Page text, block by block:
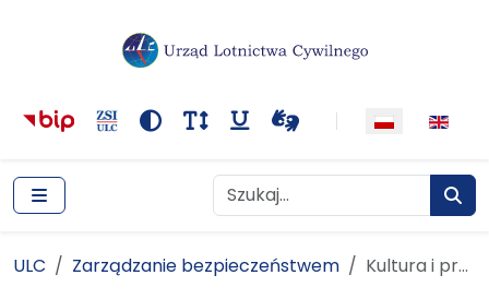
KontrastRozmiar tekstu
Podkreślenie odnośników
Wideotłumacza
Szukaj
Szukaj
ULC
ULC Zarządzanie bezpieczeństwem
Zarządzanie bezpieczeństwem Kultura i promocja bezpieczeństwa Kultura i promocja bezpieczeństwa